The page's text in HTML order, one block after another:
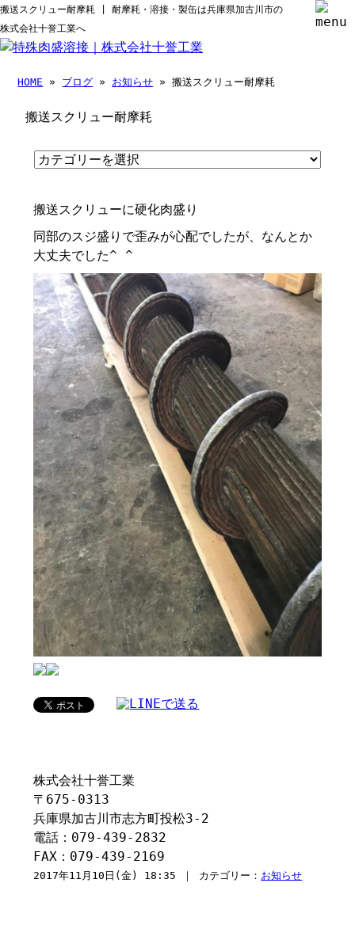
搬送スクリュー耐摩耗 | 耐摩耗・溶接・製缶は兵庫県加古川市の
株式会社十誉工業へ
HOME » ブログ » お知らせ » 搬送スクリュー耐摩耗
搬送スクリュー耐摩耗
搬送スクリューに硬化肉盛り
同部のスジ盛りで歪みが心配でしたが、なんとか
大丈夫でした^ ^
株式会社十誉工業
〒675-0313
兵庫県加古川市志方町投松3-2
電話：079-439-2832
FAX：079-439-2169
2017年11月10日(金) 18:35 ｜ カテゴリー： お知らせ